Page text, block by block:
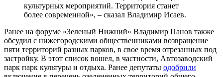
культурных мероприятий. Территория станет
более современной», – сказал Владимир Исаев.
Ранее на форуме «Зеленый Нижний» Владимир Панов также
обсудил с нижегородскими общественниками возвращение
пяти территорий разных парков, в свое время отрезанных под
застройку. В этот список вошел, в частности, Автозаводский
парк парк культуры и отдыха. Ранее депутаты одобрили